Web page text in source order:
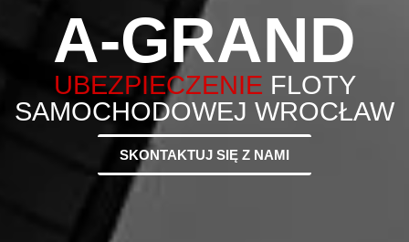
A-GRAND
UBEZPIECZENIE FLOTY
SAMOCHODOWEJ WROCŁAW
SKONTAKTUJ SIĘ Z NAMI